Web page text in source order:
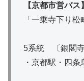
【京都市営バス 】
「一乗寺下り
5系統 〔銀閣
・京都駅・四